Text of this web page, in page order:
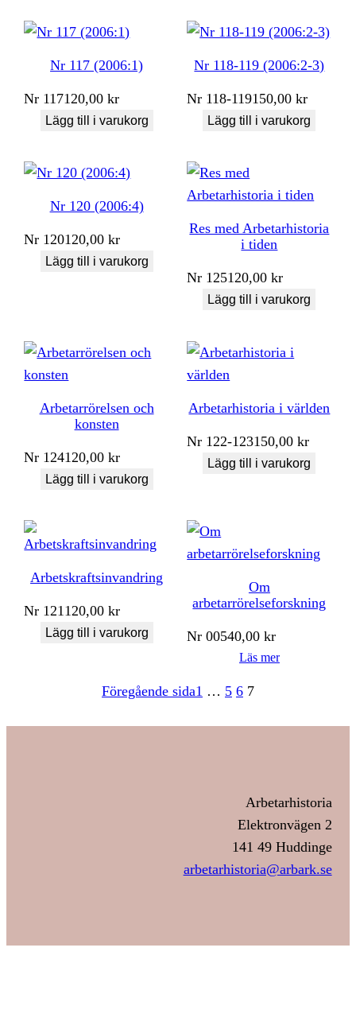
Nr 117 (2006:1)
Nr 117120,00kr
Lägg till i varukorg
Nr 118-119 (2006:2-3)
Nr 118-119150,00kr
Lägg till i varukorg
Nr 120 (2006:4)
Nr 120120,00kr
Lägg till i varukorg
Res med Arbetarhistoria
i tiden
Nr 125120,00kr
Lägg till i varukorg
Arbetarrörelsen och
konsten
Nr 124120,00kr
Lägg till i varukorg
Arbetarhistoria i världen
Nr 122-123150,00kr
Lägg till i varukorg
Arbetskraftsinvandring
Nr 121120,00kr
Lägg till i varukorg
Om
arbetarrörelseforskning
Nr 00540,00kr
Läs mer
Föregående sida1 … 5 6 7
Arbetarhistoria
Elektronvägen 2
141 49 Huddinge
arbetarhistoria@arbark.se